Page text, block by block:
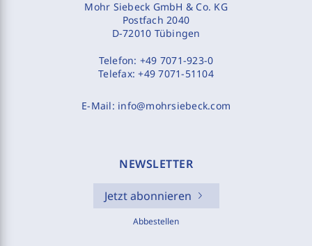
Mohr Siebeck GmbH & Co. KG
Postfach 2040
D-72010 Tübingen
Telefon: +49 7071-923-0
Telefax:+49 7071-51104
E-Mail: info@mohrsiebeck.com
NEWSLETTER
Jetzt abonnieren
Abbestellen